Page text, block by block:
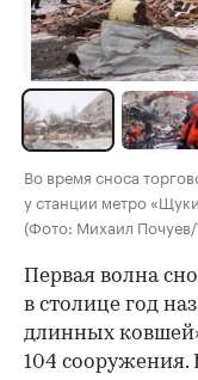
Во время сноса
у станции метро
(Фото: Михаил
Первая волна
в столице год
длинных
104 сооружения.